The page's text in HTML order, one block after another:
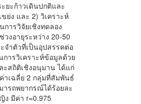
ยะก้าวเดินปกติและ
ย่ง และ 2) วิเคราะห์
การวิจัยเชิงทดลอง
งอายุระหว่าง 20-50
จำตัวที่เป็นอุปสรรคต่อ
การวิเคราะห์ข้อมูลด้วย
ะสถิติเชิงอนุมาน ได้แก่
าเฉลี่ย 2 กลุ่มที่สัมพันธ์
ารถพยากรณ์ได้ร้อยละ
ง มีค่า r=0.975